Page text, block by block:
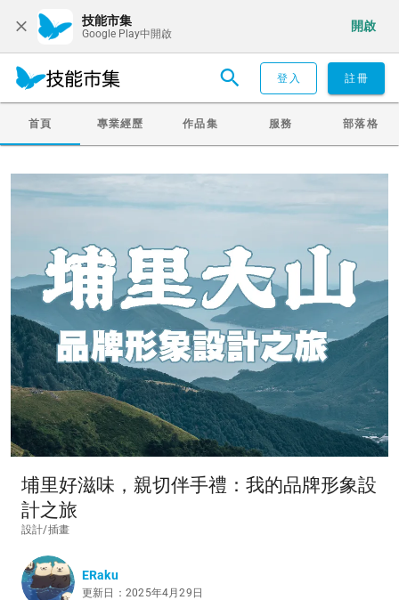
技能市集
Google Play中開啟
開啟
登入 註冊
首頁 專業經歷 作品集 服務 部落格
埔里好滋味，親切伴手禮：我的品牌形象設
計之旅
設計/插畫
ERaku
更新日：2025年4月29日